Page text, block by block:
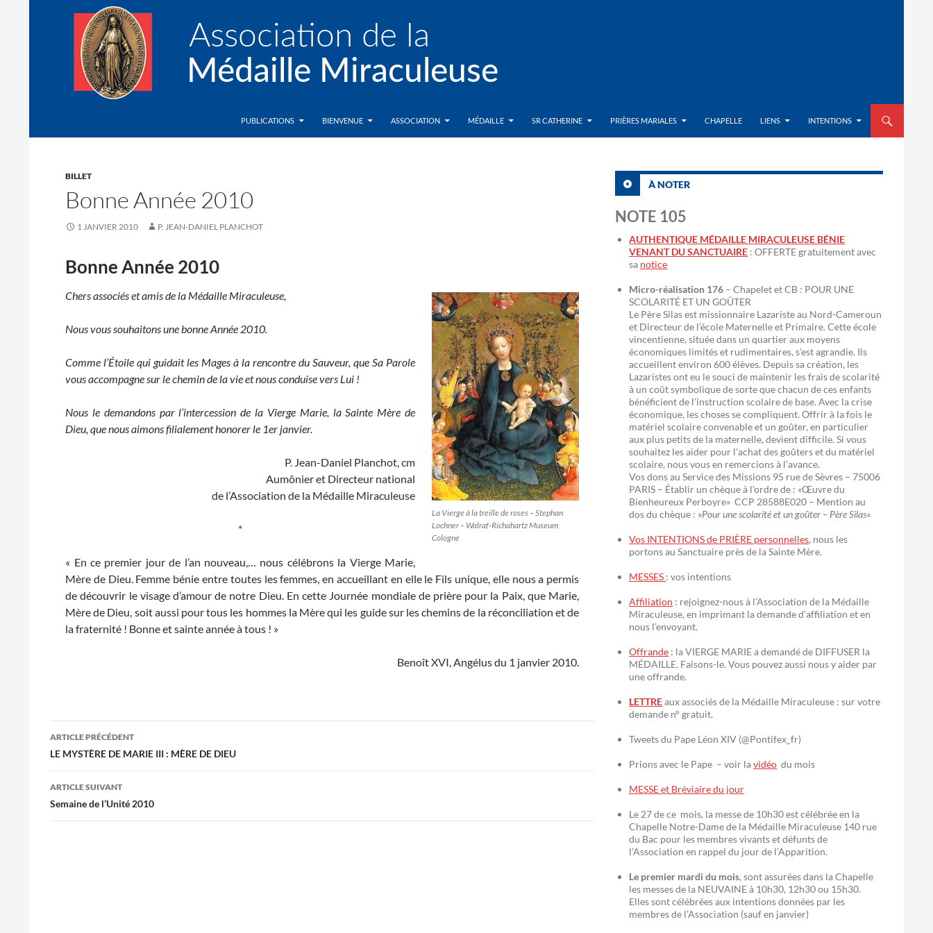
Association de la Médaille MiraculeusePUBLICATIONS
BIENVENUE ASSOCIATION MÉDAILLE SR CATHERINE PRIÈRES MARIALES CHAPELLE LIENS INTENTIONS
BILLET
Bonne Année 2010
1 JANVIER 2010 P. JEAN-DANIEL PLANCHOT
Bonne Année 2010
La Vierge à la treille de roses – Stephan
Lochner – Walraf-Richahartz Museum
Cologne
Chers associés et amis de la Médaille Miraculeuse,
Nous vous souhaitons une bonne Année 2010.
Comme l’Étoile qui guidait les Mages à la rencontre du Sauveur, que Sa Parole
vous accompagne sur le chemin de la vie et nous conduise vers Lui !
Nous le demandons par l’intercession de la Vierge Marie, la Sainte Mère de
Dieu, que nous aimons filialement honorer le 1er janvier.
P. Jean-Daniel Planchot, cm
Aumônier et Directeur national
de l’Association de la Médaille Miraculeuse
*
« En ce premier jour de l’an nouveau,… nous célébrons la Vierge Marie,
Mère de Dieu. Femme bénie entre toutes les femmes, en accueillant en elle le Fils unique, elle nous a permis
de découvrir le visage d’amour de notre Dieu. En cette Journée mondiale de prière pour la Paix, que Marie,
Mère de Dieu, soit aussi pour tous les hommes la Mère qui les guide sur les chemins de la réconciliation et de
la fraternité ! Bonne et sainte année à tous ! »
Benoît XVI, Angélus du 1 janvier 2010.
Navigation
des
articles
ARTICLE PRÉCÉDENT
LE MYSTÈRE DE MARIE III : MÈRE DE DIEU
ARTICLE SUIVANT
Semaine de l’Unité 2010
À NOTER
NOTE 105
AUTHENTIQUE MÉDAILLE MIRACULEUSE BÉNIE
VENANT DU SANCTUAIRE : OFFERTE gratuitement avec
sa notice
Micro-réalisation 176 – Chapelet et CB : POUR UNE
SCOLARITÉ ET UN GOÛTER
Le Père Silas est missionnaire Lazariste au Nord-Cameroun
et Directeur de l’école Maternelle et Primaire. Cette école
vincentienne, située dans un quartier aux moyens
économiques limités et rudimentaires, s’est agrandie. Ils
accueillent environ 600 élèves. Depuis sa création, les
Lazaristes ont eu le souci de maintenir les frais de scolarité
à un coût symbolique de sorte que chacun de ces enfants
bénéficient de l’instruction scolaire de base. Avec la crise
économique, les choses se compliquent. Offrir à la fois le
matériel scolaire convenable et un goûter, en particulier
aux plus petits de la maternelle, devient difficile. Si vous
souhaitez les aider pour l’achat des goûters et du matériel
scolaire, nous vous en remercions à l’avance.
Vos dons au Service des Missions 95 rue de Sèvres – 75006
PARIS – Établir un chèque à l’ordre de : «Œuvre du
Bienheureux Perboyre» CCP 28588E020 – Mention au
dos du chèque : »Pour une scolarité et un goûter – Père Silas«
Vos INTENTIONS de PRIÈRE personnelles, nous les
portons au Sanctuaire près de la Sainte Mère.
MESSES : vos intentions
Affiliation : rejoignez-nous à l’Association de la Médaille
Miraculeuse, en imprimant la demande d’affiliation et en
nous l’envoyant.
Offrande : la VIERGE MARIE a demandé de DIFFUSER la
MÉDAILLE. Faisons-le. Vous pouvez aussi nous y aider par
une offrande.
LETTREaux associés de la Médaille Miraculeuse : sur votre
demande n° gratuit.
Tweets du Pape Léon XIV (@Pontifex_fr)
Prions avec le Pape – voir lavidéo du mois
MESSE et Bréviaire du jour
Le 27 de ce mois, la messe de 10h30 est célébrée en la
Chapelle Notre-Dame de la Médaille Miraculeuse 140 rue
du Bac pour les membres vivants et défunts de
l’Association en rappel du jour de l’Apparition.
Le premier mardi du mois, sont assurées dans la Chapelle
les messes de la NEUVAINE à 10h30, 12h30 ou 15h30.
Elles sont célébrées aux intentions données par les
membres de l’Association (sauf en janvier)